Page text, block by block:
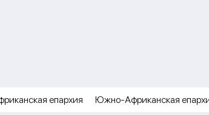
епархия Южно-Африканская